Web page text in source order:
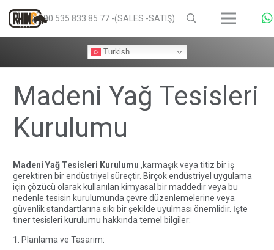
+90 535 833 85 77 -(SALES -SATIŞ)
Turkish
Madeni Yağ Tesisleri
Kurulumu
Madeni Yağ Tesisleri Kurulumu ,karmaşık veya titiz bir iş
gerektiren bir endüstriyel süreçtir. Birçok endüstriyel uygulama
için çözücü olarak kullanılan kimyasal bir maddedir veya bu
nedenle tesisin kurulumunda çevre düzenlemelerine veya
güvenlik standartlarına sıkı bir şekilde uyulması önemlidir. İşte
tiner tesisleri kurulumu hakkında temel bilgiler:
1. Planlama ve Tasarım: